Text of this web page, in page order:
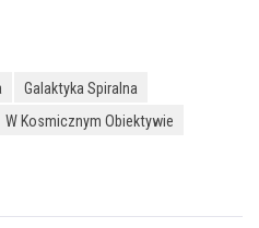
Galaktyka Spiralna
W Kosmicznym Obiektywie